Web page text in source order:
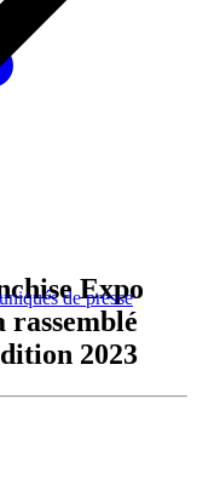
de presse
Expo
rassemblé
2023